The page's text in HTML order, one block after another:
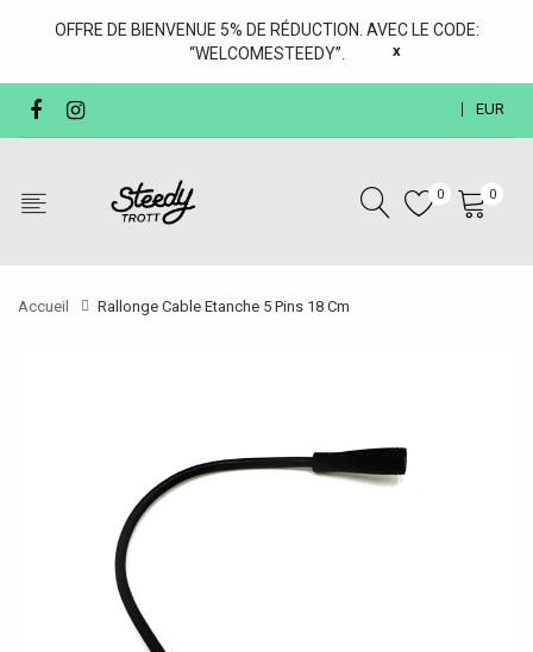
OFFRE DE BIENVENUE 5% DE RÉDUCTION. AVEC LE CODE:
“WELCOMESTEEDY”.
x
EUR
0 0
Accueil Rallonge Cable Etanche 5 Pins 18 Cm